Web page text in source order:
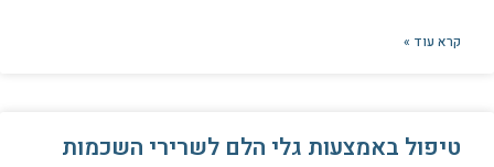
קרא עוד »
טיפול באמצעות גלי הלם לשרירי השכמות